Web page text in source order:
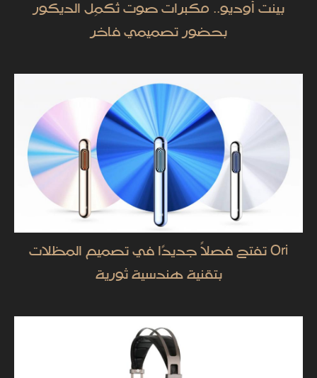
بينت أوديو.. مكبرات صوت تُكمِل الديكور
بحضور تصميمي فاخر
Ori تفتح فصلاً جديدًا في تصميم المظلات
بتقنية هندسية ثورية